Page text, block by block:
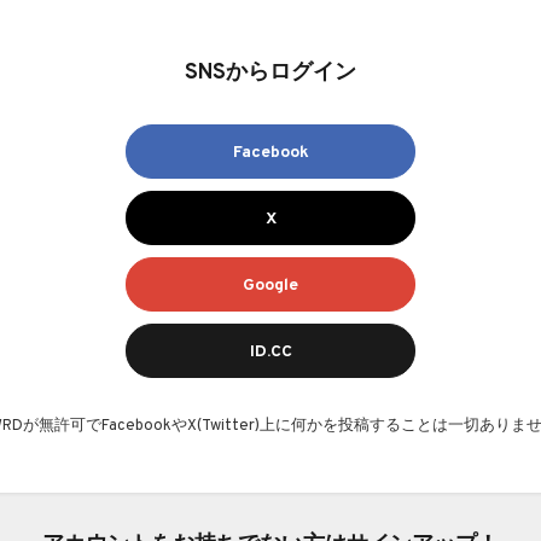
SNSからログイン
Facebook
X
Google
ID.CC
が無許可でFacebookやX(Twitter)上に何かを投稿することは一切ありま